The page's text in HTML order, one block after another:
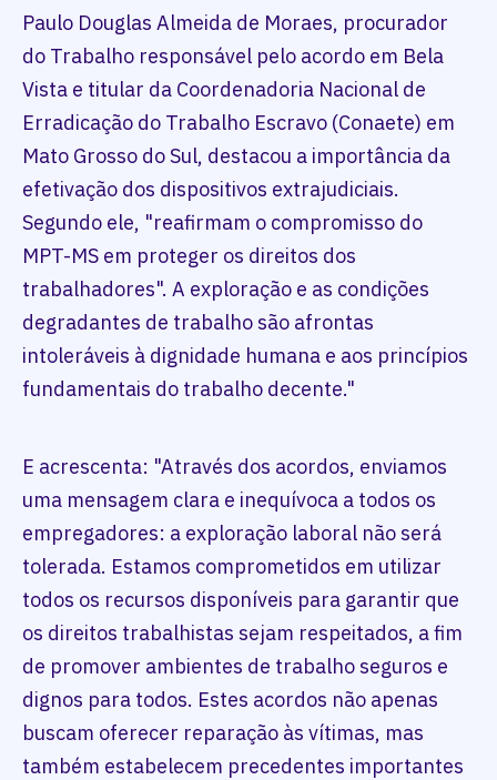
Paulo Douglas Almeida de Moraes, procurador
do Trabalho responsável pelo acordo em Bela
Vista e titular da Coordenadoria Nacional de
Erradicação do Trabalho Escravo (Conaete) em
Mato Grosso do Sul, destacou a importância da
efetivação dos dispositivos extrajudiciais.
Segundo ele, "reafirmam o compromisso do
MPT-MS em proteger os direitos dos
trabalhadores". A exploração e as condições
degradantes de trabalho são afrontas
intoleráveis à dignidade humana e aos princípios
fundamentais do trabalho decente."
E acrescenta: "Através dos acordos, enviamos
uma mensagem clara e inequívoca a todos os
empregadores: a exploração laboral não será
tolerada. Estamos comprometidos em utilizar
todos os recursos disponíveis para garantir que
os direitos trabalhistas sejam respeitados, a fim
de promover ambientes de trabalho seguros e
dignos para todos. Estes acordos não apenas
buscam oferecer reparação às vítimas, mas
também estabelecem precedentes importantes